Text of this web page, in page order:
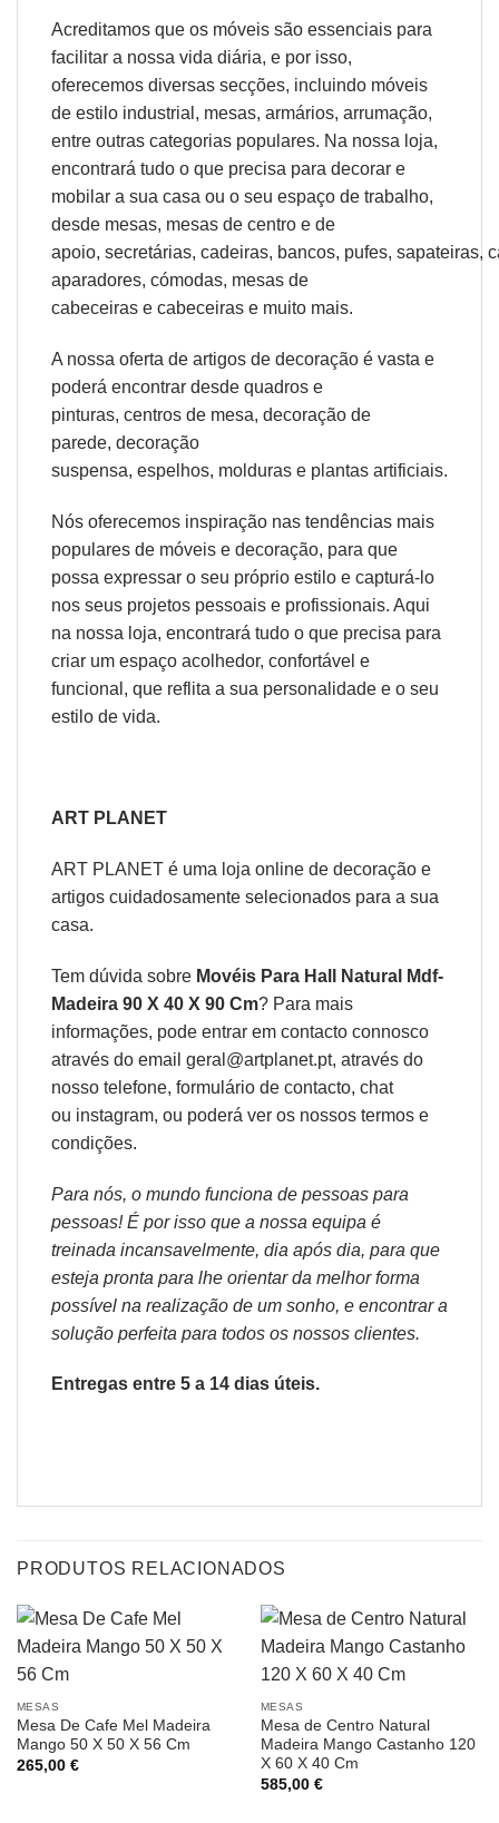
Acreditamos que os móveis são essenciais para
facilitar a nossa vida diária, e por isso,
oferecemos diversas secções, incluindo móveis
de estilo industrial, mesas, armários, arrumação,
entre outras categorias populares. Na nossa loja,
encontrará tudo o que precisa para decorar e
mobilar a sua casa ou o seu espaço de trabalho,
desde mesas, mesas de centro e de
apoio, secretárias, cadeiras, bancos, pufes, sapateiras,
aparadores, cómodas, mesas de
cabeceiras e cabeceiras e muito mais.
A nossa oferta de artigos de decoração é vasta e
poderá encontrar desde quadros e
pinturas, centros de mesa, decoração de
parede, decoração
suspensa, espelhos, molduras e plantas artificiais.
Nós oferecemos inspiração nas tendências mais
populares de móveis e decoração, para que
possa expressar o seu próprio estilo e capturá-lo
nos seus projetos pessoais e profissionais. Aqui
na nossa loja, encontrará tudo o que precisa para
criar um espaço acolhedor, confortável e
funcional, que reflita a sua personalidade e o seu
estilo de vida.
ART PLANET
ART PLANET é uma loja online de decoração e
artigos cuidadosamente selecionados para a sua
casa.
Tem dúvida sobre Movéis Para Hall Natural Mdf-
Madeira 90 X 40 X 90 Cm? Para mais
informações, pode entrar em contacto connosco
através do email geral@artplanet.pt, através do
nosso telefone, formulário de contacto, chat
ou instagram, ou poderá ver os nossos termos e
condições.
Para nós, o mundo funciona de pessoas para
pessoas! É por isso que a nossa equipa é
treinada incansavelmente, dia após dia, para que
esteja pronta para lhe orientar da melhor forma
possível na realização de um sonho, e encontrar a
solução perfeita para todos os nossos clientes.
Entregas entre 5 a 14 dias úteis.
PRODUTOS RELACIONADOS
MESAS
Mesa De Cafe Mel Madeira
Mango 50 X 50 X 56 Cm
265,00 €
MESAS
Mesa de Centro Natural
Madeira Mango Castanho 120
X 60 X 40 Cm
585,00 €